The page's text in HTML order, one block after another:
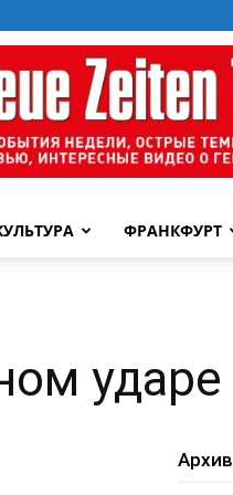
ФРАНКФУРТ
ударе
Архив